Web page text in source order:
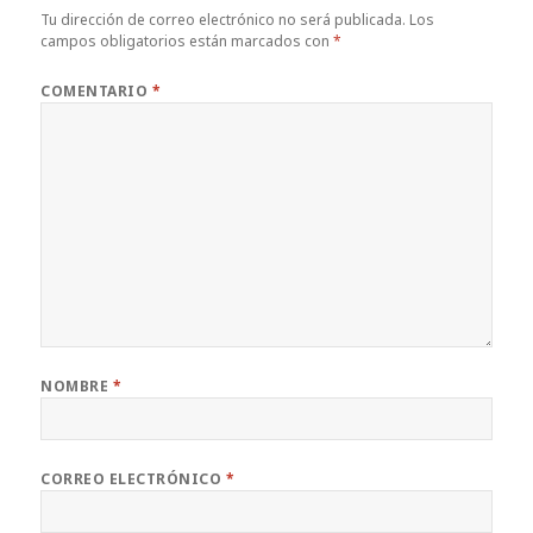
Tu dirección de correo electrónico no será publicada. Los
campos obligatorios están marcados con*
COMENTARIO *
NOMBRE *
CORREO ELECTRÓNICO *